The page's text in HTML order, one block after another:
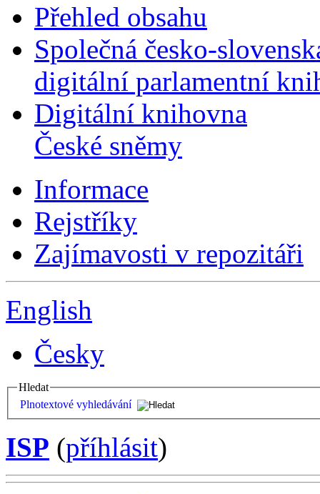
Přehled obsahu
Společná česko-
digitální parlamentní
Digitální knihovna
České sněmy
Informace
Rejstříky
Zajímavosti v repozitáři
English
Česky
Hledat
Plnotextové vyhledávání
ISP (příhlásit)